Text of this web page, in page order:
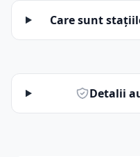
Care sunt
Detalii